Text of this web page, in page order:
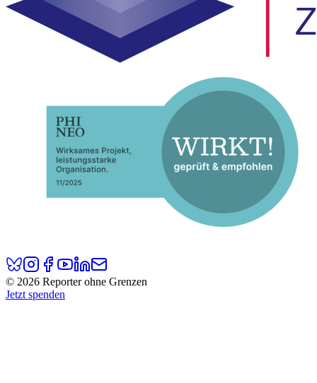
© 2026 Reporter ohne Grenzen
Jetzt spenden